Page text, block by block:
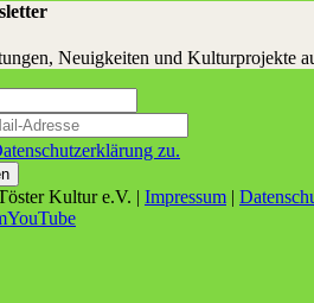
Neuigkeiten und Kulturprojekte
zu.
Kultur e.V. | Impressum |
YouTube